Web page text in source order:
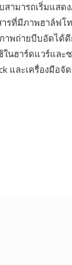
ามารถเริ่มแสด
ารที่มีภาพฮาล์ฟ
พถ่ายบีบอัดได้ดี
นฮาร์ดแวร์และ
และเครื่องมือจั